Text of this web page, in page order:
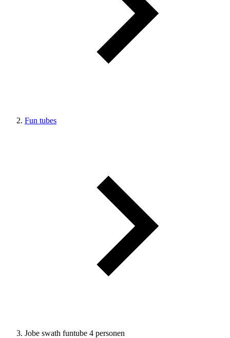
Fun tubes
Jobe swath funtube 4 personen